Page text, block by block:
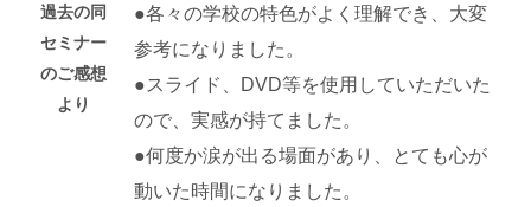
過去の同
セミナー
のご感想
より
●各々の学校の特色がよく理解でき、大変
参考になりました。
●スライド、DVD等を使用していただいた
ので、実感が持てました。
●何度か涙が出る場面があり、とても心が
動いた時間になりました。